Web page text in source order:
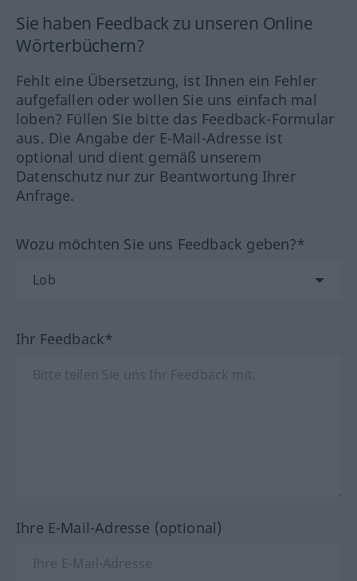
Sie haben Feedback zu unseren Online
Wörterbüchern?
Fehlt eine Übersetzung, ist Ihnen ein Fehler
aufgefallen oder wollen Sie uns einfach mal
loben? Füllen Sie bitte das Feedback-Formular
aus. Die Angabe der E-Mail-Adresse ist
optional und dient gemäß unserem
Datenschutz nur zur Beantwortung Ihrer
Anfrage.
Wozu möchten Sie uns Feedback geben?*
Ihr Feedback*
Ihre E-Mail-Adresse (optional)